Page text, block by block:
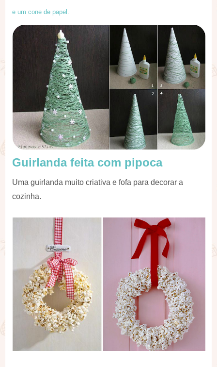
e um cone de papel.
Guirlanda feita com pipoca
Uma guirlanda muito criativa e fofa para decorar a
cozinha.